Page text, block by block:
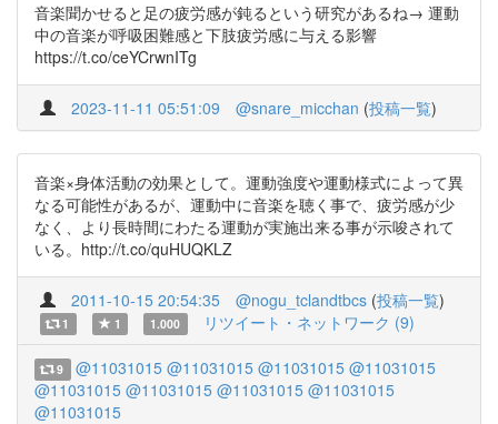
音楽聞かせると足の疲労感が鈍るという研究があるね→ 運動
中の音楽が呼吸困難感と下肢疲労感に与える影響
https://t.co/ceYCrwnITg
2023-11-11 05:51:09 @snare_micchan (投稿一覧)
音楽×身体活動の効果として。運動強度や運動様式によって異
なる可能性があるが、運動中に音楽を聴く事で、疲労感が少
なく、より長時間にわたる運動が実施出来る事が示唆されて
いる。http://t.co/quHUQKLZ
2011-10-15 20:54:35 @nogu_tclandtbcs (投稿一覧)
1 1 1.000 リツイート・ネットワーク (9)
9 @11031015 @11031015 @11031015 @11031015
@11031015 @11031015 @11031015 @11031015
@11031015